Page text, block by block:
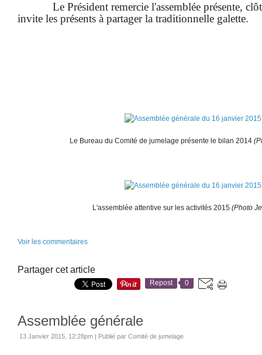
Le Président remercie l'assemblée présente,
invite les présents à partager la traditionnelle galette.
Le Bureau du Comité de jumelage présente le bilan 2014
L'assemblée attentive sur les activités 2015 (Photo
Voir les commentaires
Partager cet article
Repost 0
Assemblée générale
13 Janvier 2015, 12:28pm | Publié par Comité de jumelage